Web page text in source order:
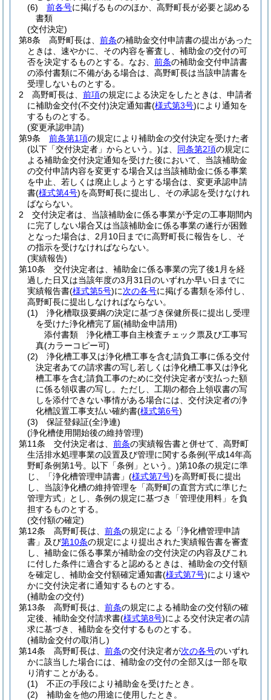
(6)
前各号に掲げるもののほか、高野町長が必要と認める
書類
(交付決定)
第8条
高野町長は、 前条の補助金交付申請書の提出があった
ときは、速やかに、その内容を審査し、補助金の交付の可
否を決定するものとする。 なお、 前条の補助金交付申請書
の添付書類に不備がある場合は、高野町長は当該申請書を
受理しないものとする。
2
高野町長は、 前項の規定による決定をしたときは、申請者
に補助金交付(不交付)決定通知書(様式第3号)により通知を
するものとする。
(変更承認申請)
第9条
前条第1項の規定により補助金の交付決定を受けた者
(以下「交付決定者」からという。)は、 同条第2項の規定に
よる補助金交付決定通知を受けた後において、当該補助金
の交付申請内容を変更する場合又は当該補助金に係る事業
を中止、若しくは廃止しようとする場合は、変更承認申請
書(様式第4号)を高野町長に提出し、その承認を受けなけれ
ばならない。
2
交付決定者は、当該補助金に係る事業が予定の工事期間内
に完了しない場合又は当該補助金に係る事業の遂行が困難
となった場合は、2月10日までに高野町長に報告をし、そ
の指示を受けなければならない。
(実績報告)
第10条
交付決定者は、補助金に係る事業の完了後1月を経
過した日又は当該年度の3月31日のいずれか早い日までに
実績報告書(様式第5号)に次の各号に掲げる書類を添付し、
高野町長に提出しなければならない。
(1)
浄化槽取扱要綱の決定に基づき保健所長に提出し受理
を受けた浄化槽完了届(補助金申請用)
添付書類 浄化槽工事自主検査チェック票及び工事写
真(カラーコピー可)
(2)
浄化槽工事又は浄化槽工事を含む請負工事に係る交付
決定者あての請求書の写し若しくは浄化槽工事又は浄化
槽工事を含む請負工事のために交付決定者が支払った額
に係る領収書の写し。 ただし、工期の都合上領収書の写
しを添付できない事情がある場合には、交付決定者の浄
化槽設置工事支払い確約書(様式第6号)
(3)
保証登録証(全浄連)
(浄化槽使用開始後の維持管理)
第11条
交付決定者は、 前条の実績報告書と併せて、高野町
生活排水処理事業の設置及び管理に関する条例(平成14年高
野町条例第1号。以下「条例」という。)第10条の規定に準
じ、「浄化槽管理申請書」 (様式第7号)を高野町長に提出
し、当該浄化槽の維持管理を「高野町の直営方式に準じた
管理方式」とし、条例の規定に基づき「管理使用料」を負
担するものとする。
(交付額の確定)
第12条
高野町長は、 前条の規定による「浄化槽管理申請
書」及び第10条の規定により提出された実績報告書を審査
し、補助金に係る事業が補助金の交付決定の内容及びこれ
に付した条件に適合すると認めるときは、補助金の交付額
を確定し、補助金交付額確定通知書(様式第7号)により速や
かに交付決定者に通知するものとする。
(補助金の交付)
第13条
高野町長は、 前条の規定による補助金の交付額の確
定後、補助金交付請求書(様式第8号)による交付決定者の請
求に基づき、補助金を交付するものとする。
(補助金交付の取消し)
第14条
高野町長は、 前条の交付決定者が次の各号のいずれ
かに該当した場合には、補助金の交付の全部又は一部を取
り消すことがある。
(1)
不正の手段により補助金を受けたとき。
(2)
補助金を他の用途に使用したとき。